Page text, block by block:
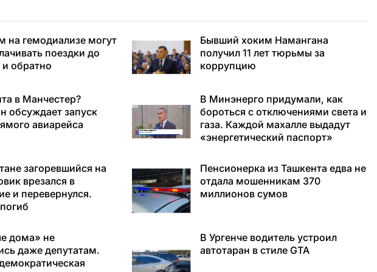
на гемодиализе могут
поездки до
обратно
Бывший хоким Намангана
получил 11 лет тюрьмы за
коррупцию
в Манчестер?
обсуждает запуск
авиарейса
В Минэнерго придумали, как
бороться с отключениями света и
газа. Каждой махалле выдадут
«энергетический паспорт»
загоревшийся на
врезался в
и перевернулся.
Пенсионерка из Ташкента едва не
отдала мошенникам 370
миллионов сумов
дома» не
даже депутатам.
В Ургенче водитель устроил
автотаран в стиле GTA